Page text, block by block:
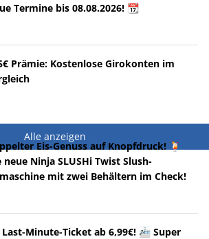
Termine bis 08.08.2026! 📆
Prämie: Kostenlose Girokonten im
Alle anzeigen
Eis-Genuss auf Knopfdruck! 🍹
neue Ninja SLUSHi Twist Slush-
mit zwei Behältern im Check!
Last-Minute-Ticket ab 6,99€! 🚈 Super